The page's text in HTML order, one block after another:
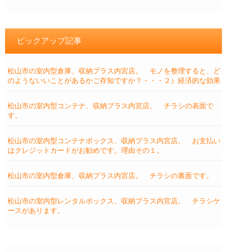
ピックアップ記事
松山市の室内型倉庫、収納プラス内宮店。 モノを整理すると、ど
のようないいことがあるかご存知ですか？・・・２）経済的な効果
松山市の室内型コンテナ、収納プラス内宮店。 チラシの表面で
す。
松山市の室内型コンテナボックス、収納プラス内宮店。 お支払い
はクレジットカードがお勧めです。理由その１。
松山市の室内型倉庫、収納プラス内宮店。 チラシの裏面です。
松山市の室内型レンタルボックス、収納プラス内宮店。 チラシケ
ースがあります。